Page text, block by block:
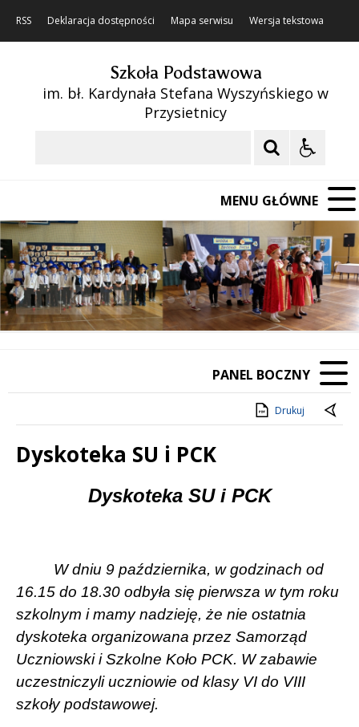
RSS Deklaracja dostępności Mapa serwisu Wersja tekstowa
Szkoła Podstawowa
im. bł. Kardynała Stefana Wyszyńskiego w
Przysietnicy
MENU GŁÓWNE
Poprzedni Element
Następny Element
❚❚
PANEL BOCZNY
Drukuj
Dyskoteka SU i PCK
Dyskoteka SU i PCK
W dniu 9 października, w godzinach od
16.15 do 18.30 odbyła się pierwsza w tym roku
szkolnym i mamy nadzieję, że nie ostatnia
dyskoteka organizowana przez Samorząd
Uczniowski i Szkolne Koło PCK. W zabawie
uczestniczyli uczniowie od klasy VI do VIII
szkoły podstawowej.